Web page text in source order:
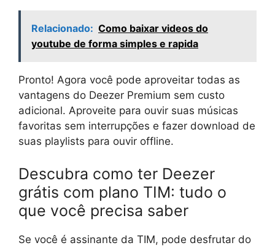
Relacionado: Como baixar videos do
youtube de forma simples e rapida
Pronto! Agora você pode aproveitar todas as
vantagens do Deezer Premium sem custo
adicional. Aproveite para ouvir suas músicas
favoritas sem interrupções e fazer download de
suas playlists para ouvir offline.
Descubra como ter Deezer
grátis com plano TIM: tudo o
que você precisa saber
Se você é assinante da TIM, pode desfrutar do